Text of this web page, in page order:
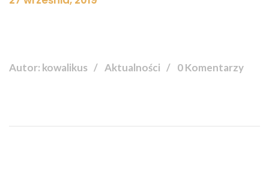
Autor: kowalikus Aktualności 0 Komentarzy